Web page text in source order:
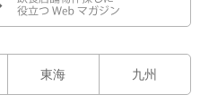
東海 九州